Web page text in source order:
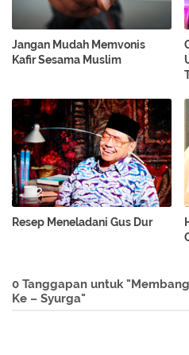
Jangan Mudah Memvonis
Kafir Sesama Muslim
Resep Meneladani Gus Dur
0 Tanggapan untuk
Ke – Syurga"